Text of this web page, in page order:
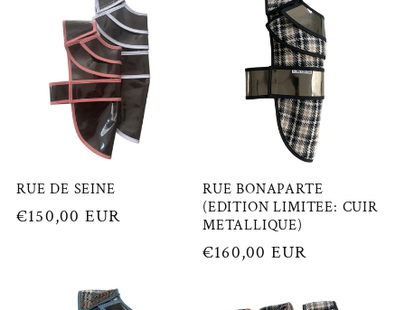
RUE DE SEINE
Prix
€150,00 EUR
RUE BONAPARTE
(EDITION LIMITEE: CUIR
METALLIQUE)
Prix
€160,00 EUR